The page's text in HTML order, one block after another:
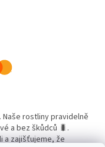
rostliny pravidelně
a bez škůdců 🐛.
a zajišťujeme, že